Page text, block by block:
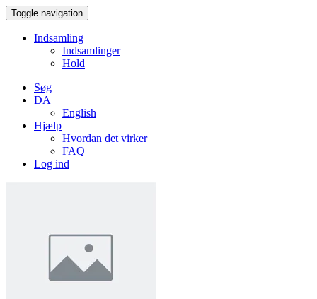
Toggle navigation
Indsamling
Indsamlinger
Hold
Søg
DA
English
Hjælp
Hvordan det virker
FAQ
Log ind